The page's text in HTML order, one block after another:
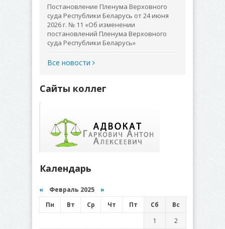
Постановление Пленума Верховного
суда Республики Беларусь от 24 июня
2026 г. № 11 «Об изменении
постановлений Пленума Верховного
суда Республики Беларусь»
Все новости
Сайты коллег
Календарь
« Февраль 2025 »
Пн
Вт Ср Чт Пт Сб
Вс
1
2